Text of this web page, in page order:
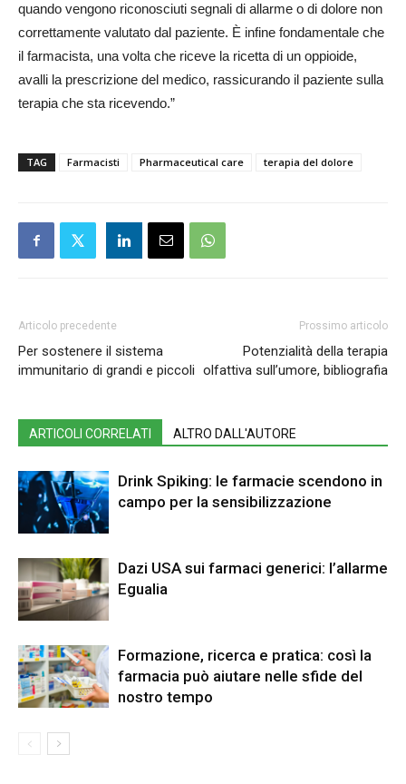
quando vengono riconosciuti segnali di allarme o di dolore non
correttamente valutato dal paziente. È infine fondamentale che
il farmacista, una volta che riceve la ricetta di un oppioide,
avalli la prescrizione del medico, rassicurando il paziente sulla
terapia che sta ricevendo.”
TAG Farmacisti Pharmaceutical care terapia del dolore
Articolo precedente
Per sostenere il sistema
immunitario di grandi e piccoli
Prossimo articolo
Potenzialità della terapia
olfattiva sull’umore, bibliografia
ARTICOLI CORRELATI ALTRO DALL'AUTORE
Drink Spiking: le farmacie scendono in
campo per la sensibilizzazione
Dazi USA sui farmaci generici: l’allarme
Egualia
Formazione, ricerca e pratica: così la
farmacia può aiutare nelle sfide del
nostro tempo